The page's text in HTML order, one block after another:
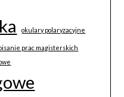
okulary polaryzacyjne
prac magisterskich